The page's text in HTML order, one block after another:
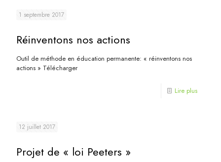
1 septembre 2017
Réinventons nos actions
Outil de méthode en éducation permanente: « réinventons nos
actions » Télécharger
Lire plus
12 juillet 2017
Projet de « loi Peeters »